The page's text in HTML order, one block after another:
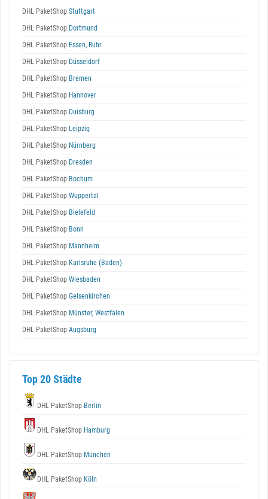
DHL PaketShop Stuttgart
DHL PaketShop Dortmund
DHL PaketShop Essen, Ruhr
DHL PaketShop Düsseldorf
DHL PaketShop Bremen
DHL PaketShop Hannover
DHL PaketShop Duisburg
DHL PaketShop Leipzig
DHL PaketShop Nürnberg
DHL PaketShop Dresden
DHL PaketShop Bochum
DHL PaketShop Wuppertal
DHL PaketShop Bielefeld
DHL PaketShop Bonn
DHL PaketShop Mannheim
DHL PaketShop Karlsruhe (Baden)
DHL PaketShop Wiesbaden
DHL PaketShop Gelsenkirchen
DHL PaketShop Münster, Westfalen
DHL PaketShop Augsburg
Top 20 Städte
DHL PaketShop Berlin
DHL PaketShop Hamburg
DHL PaketShop München
DHL PaketShop Köln